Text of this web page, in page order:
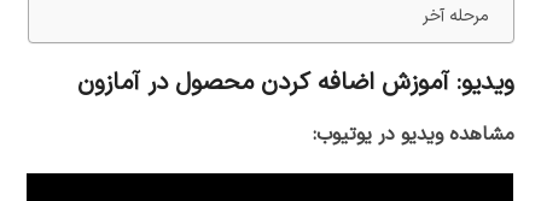
مرحله آخر
ویدیو: آموزش اضافه کردن محصول در آمازون
مشاهده ویدیو در یوتیوب: